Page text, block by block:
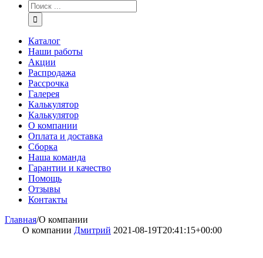
Каталог
Наши работы
Акции
Распродажа
Рассрочка
Галерея
Калькулятор
Калькулятор
О компании
Оплата и доставка
Сборка
Наша команда
Гарантии и качество
Помощь
Отзывы
Контакты
Главная/О компании
О компании Дмитрий 2021-08-19T20:41:15+00:00